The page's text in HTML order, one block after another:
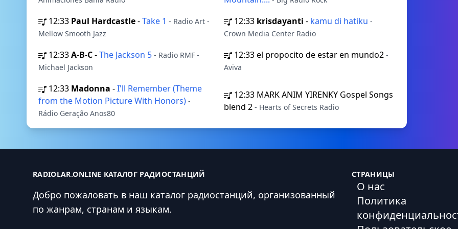
12:33 Paul Hardcastle-Take 1 - Radio Art -
Mellow Smooth Jazz
12:33 krisdayanti - kamu di hatiku -
Crown Media Center Radio
12:33A-B-C-The Jackson 5 - Radio RMF -
Michael Jackson
12:33el propocito de estar en mundo2 -
Aviva
12:33 Madonna -I'll Remember (Theme
from the Motion Picture With Honors) -
Rádio Geração Anos80
12:33 MARK ANIM YIRENKY Gospel Songs
blend 2 - Hearts of Secrets Radio
RADIOLAR.ONLINE КАТАЛОГ РАДИОСТАНЦИЙ
Добро пожаловать в наш каталог радиостанций, организованный
по жанрам, странам и языкам.
СТРАНИЦЫ
О нас
Политика